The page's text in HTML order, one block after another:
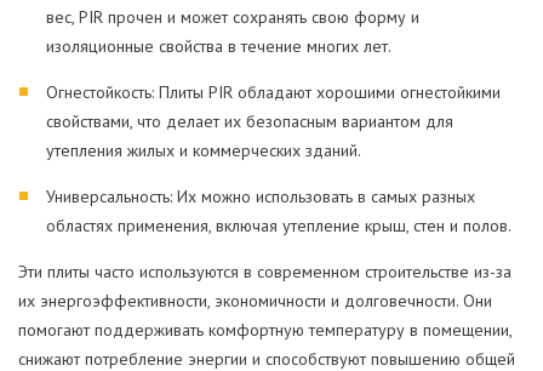
вес, PIR прочен и может сохранять свою форму и
изоляционные свойства в течение многих лет.
Огнестойкость: Плиты PIR обладают хорошими огнестойкими
свойствами, что делает их безопасным вариантом для
утепления жилых и коммерческих зданий.
Универсальность: Их можно использовать в самых разных
областях применения, включая утепление крыш, стен и полов.
Эти плиты часто используются в современном строительстве из-за
их энергоэффективности, экономичности и долговечности. Они
помогают поддерживать комфортную температуру в помещении,
снижают потребление энергии и способствуют повышению общей